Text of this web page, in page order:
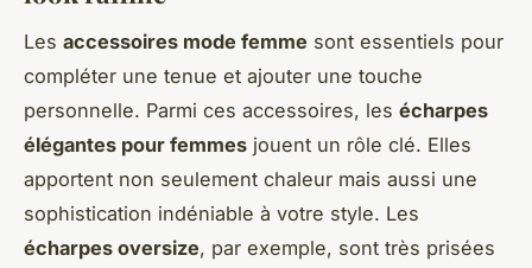
Les accessoires mode femme sont essentiels pour
compléter une tenue et ajouter une touche
personnelle. Parmi ces accessoires, les écharpes
élégantes pour femmes jouent un rôle clé. Elles
apportent non seulement chaleur mais aussi une
sophistication indéniable à votre style. Les
écharpes oversize, par exemple, sont très prisées